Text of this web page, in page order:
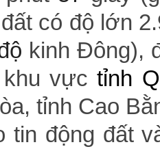
có độ lớn
kinh Đông),
khu vựctỉnh
tỉnh Cao
tin động đất